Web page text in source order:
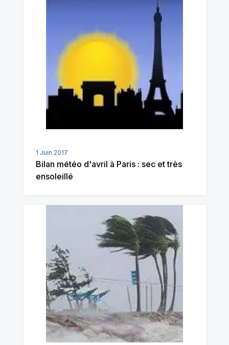
1 Juin 2017
Bilan météo d'avril à Paris : sec et très
ensoleillé